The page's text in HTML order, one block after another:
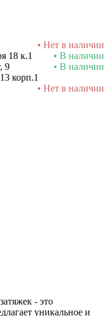
• Нет в наличии
18 к.1
• В наличии
9
• В наличии
корп.1
• Нет в наличии
- это
уникальное и